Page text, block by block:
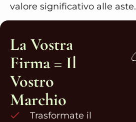
valore significativo alle aste.
La Vostra
Firma = Il
Vostro
Marchio
Trasformate il